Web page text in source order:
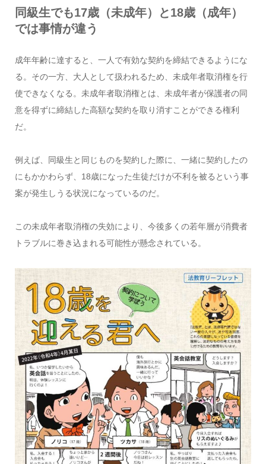
同級生でも17歳（未成年）と18歳（成年）
では事情が違う
成年年齢に達すると、一人で有効な契約を締結できるようにな
る。その一方、大人として扱われるため、未成年者取消権を行
使できなくなる。未成年者取消権とは、未成年者が保護者の同
意を得ずに締結した高額な契約を取り消すことができる権利
だ。
例えば、同級生と同じものを契約した際に、一緒に契約したの
にもかかわらず、18歳になった生徒だけが不利を被るという事
案が発生しうる状況になっているのだ。
この未成年者取消権の失効により、今後多くの若年層が消費者
トラブルに巻き込まれる可能性が懸念されている。